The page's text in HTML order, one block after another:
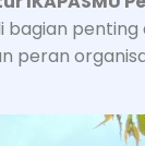
bagian
peran